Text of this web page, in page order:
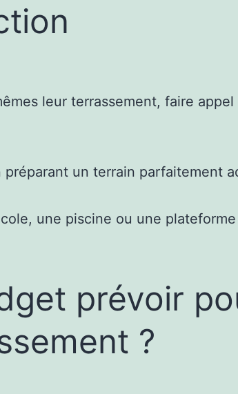
leur terrassement, faire
un terrain parfaitement
une piscine ou une
prévoir
?